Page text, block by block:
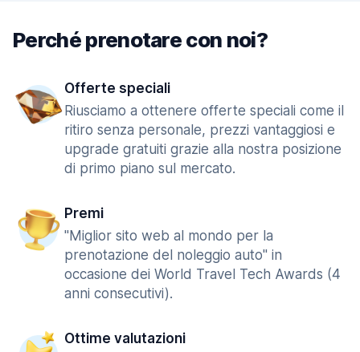
Perché prenotare con noi?
Offerte speciali
Riusciamo a ottenere offerte speciali come il
ritiro senza personale, prezzi vantaggiosi e
upgrade gratuiti grazie alla nostra posizione
di primo piano sul mercato.
Premi
"Miglior sito web al mondo per la
prenotazione del noleggio auto" in
occasione dei World Travel Tech Awards (4
anni consecutivi).
Ottime valutazioni